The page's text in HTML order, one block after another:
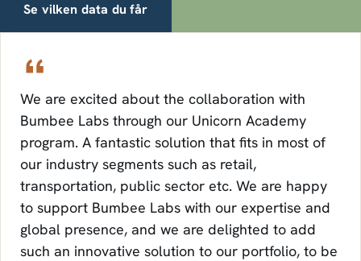
Se vilken data du får
We are excited about the collaboration with
Bumbee Labs through our Unicorn Academy
program. A fantastic solution that fits in most of
our industry segments such as retail,
transportation, public sector etc. We are happy
to support Bumbee Labs with our expertise and
global presence, and we are delighted to add
such an innovative solution to our portfolio, to be